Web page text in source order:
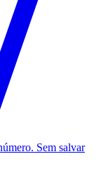
Sem salvar